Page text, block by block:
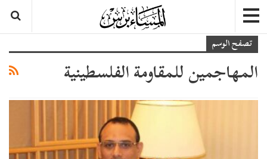
تصفح الوسم
المهاجمين للمقاومة الفلسطينية